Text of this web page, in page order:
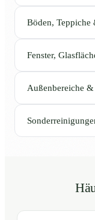
Böden, Teppiche
Fenster,
Außenbereiche